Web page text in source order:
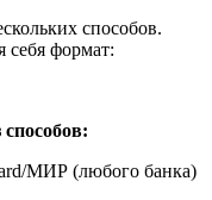
способов.
формат:
МИР (любого банка)